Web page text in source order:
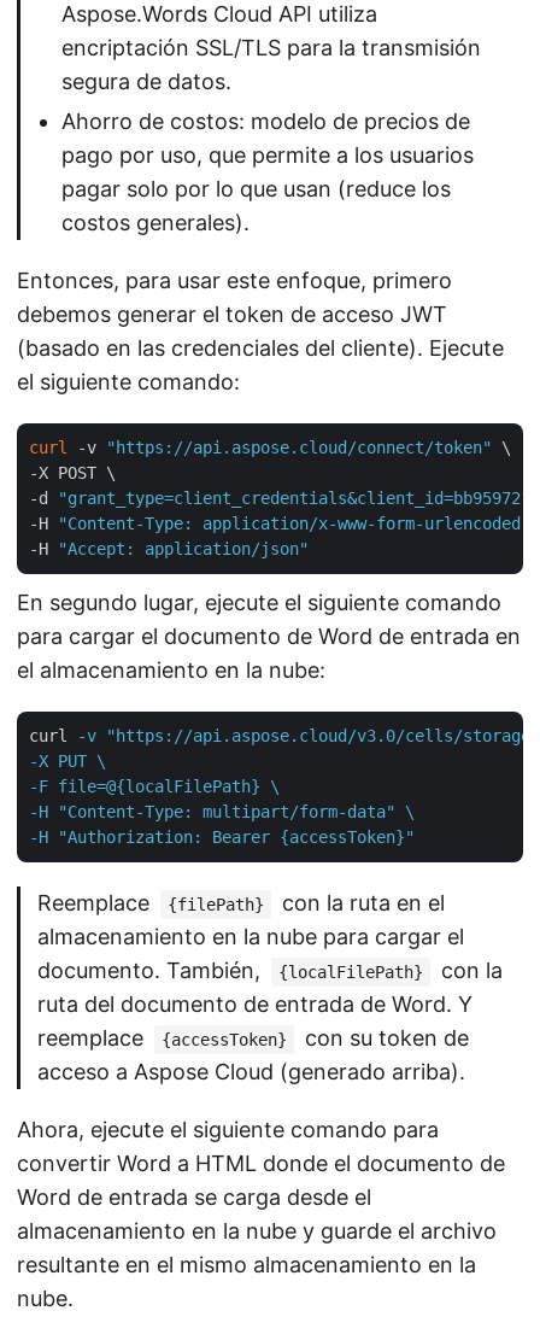
Aspose.Words Cloud API utiliza
encriptación SSL/TLS para la transmisión
segura de datos.
Ahorro de costos: modelo de precios de
pago por uso, que permite a los usuarios
pagar solo por lo que usan (reduce los
costos generales).
Entonces, para usar este enfoque, primero
debemos generar el token de acceso JWT
(basado en las credenciales del cliente). Ejecute
el siguiente comando:
curl -v "https://api.aspose.cloud/connect/token"
\
-X POST \
-d
"grant_type=client_credentials&client_id=bb959721-
-H
"Content-Type: application/x-www-form-urlencoded"
-H
"Accept: application/json"
En segundo lugar, ejecute el siguiente comando
para cargar el documento de Word de entrada en
el almacenamiento en la nube:
curl
-v "https://api.aspose.cloud/v3.0/cells/
-X PUT \
-F file=@{localFilePath} \
-H "Content-Type: multipart/form-data" \
-H "Authorization: Bearer {accessToken}"
Reemplace {filePath}
con la ruta en el
almacenamiento en la nube para cargar el
documento. También,
{localFilePath}
con la
ruta del documento de entrada de Word. Y
reemplace
{accessToken}
con su token de
acceso a Aspose Cloud (generado arriba).
Ahora, ejecute el siguiente comando para
convertir Word a HTML donde el documento de
Word de entrada se carga desde el
almacenamiento en la nube y guarde el archivo
resultante en el mismo almacenamiento en la
nube.